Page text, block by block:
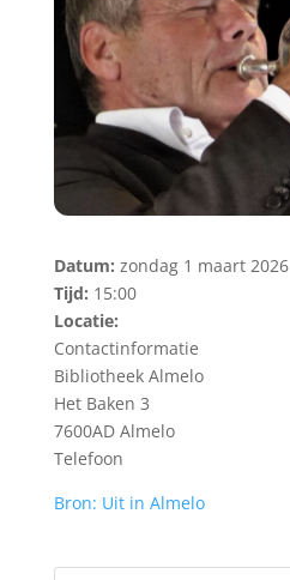
Datum: zondag 1 maart 2026
Tijd: 15:00
Locatie:
Contactinformatie
Bibliotheek Almelo
Het Baken 3
7600AD Almelo
Telefoon
Bron: Uit in Almelo